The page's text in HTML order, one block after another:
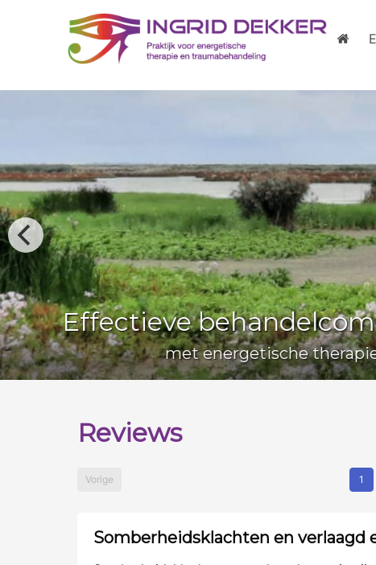
Ziekte en
Reviews
Vorige 1
Somberheidsklachten en verlaagd